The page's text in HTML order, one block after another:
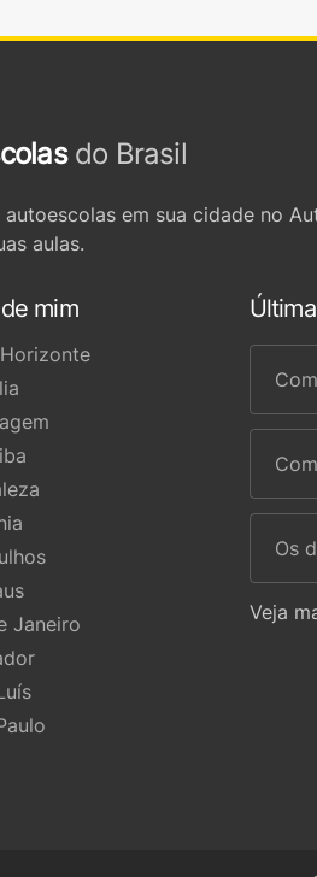
do Brasil
em sua cidade no
aulas.
mim
Janeiro
Os
Veja